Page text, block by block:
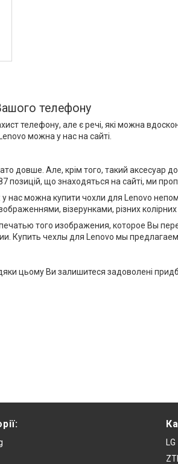
телефону
телефону, але є речі, які можна
можна у нас на сайті.
довше. Але, крім того, такий
позицій, що знаходяться на сайті, ми
у нас можна купити чохли для Lenovo
візерунками, різних
того изображения, которое Вы
Купить чехлы для Lenovo мы
цьому Ви залишитеся задоволені
LG